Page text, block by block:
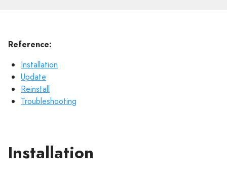
Reference:
Installation
Update
Reinstall
Troubleshooting
Installation